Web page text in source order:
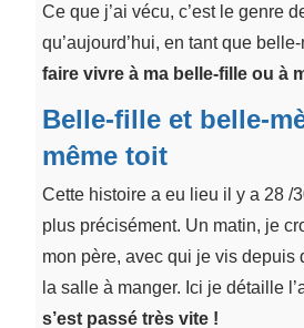
Ce que j’ai vécu, c’est le genre
qu’aujourd’hui, en tant que
faire vivre à ma belle-fille ou à
Belle-fille et belle-
même toit
Cette histoire a eu lieu il y a 28 /
plus précisément. Un matin, je
mon père, avec qui je vis depuis
la salle à manger. Ici je détaille
s’est passé très vite !